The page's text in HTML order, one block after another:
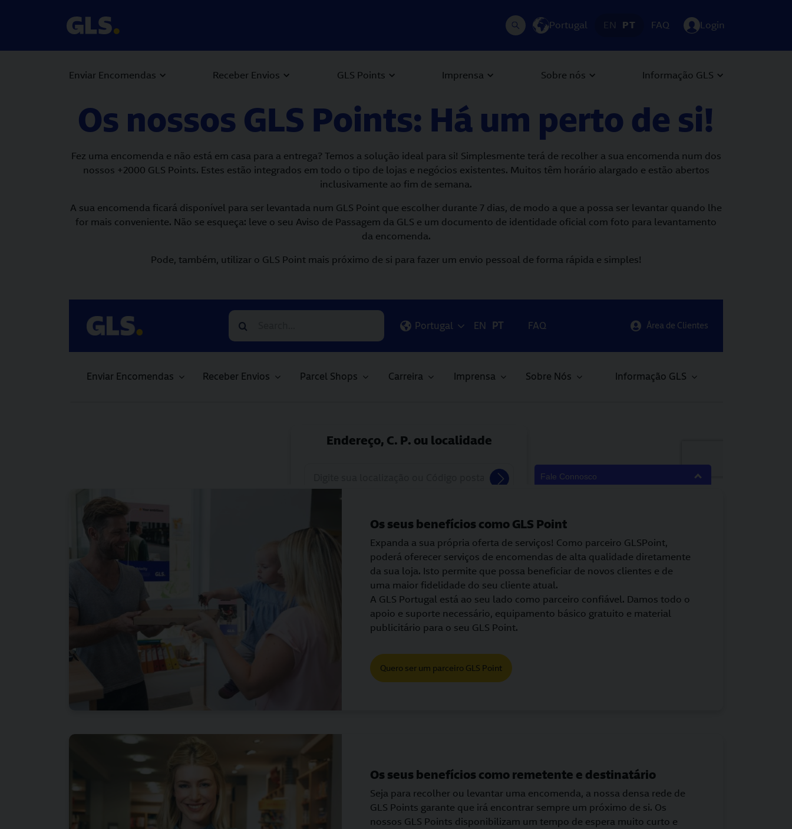
Portugal EN PT FAQ Login
Enviar Encomendas Receber Envios GLS Points Imprensa Sobre nós Informação GLS
Os nossos GLS Points: Há um perto de si!
Fez uma encomenda e não está em casa para a entrega? Temos a solução ideal para si! Simplesmente terá de recolher a sua encomenda num dos
nossos +2000 GLS Points. Estes estão integrados em todo o tipo de lojas e negócios existentes. Muitos têm horário alargado e estão abertos
inclusivamente ao fim de semana.
A sua encomenda ficará disponível para ser levantada num GLS Point que escolher durante 7 dias, de modo a que a possa ser levantar quando lhe
for mais conveniente. Não se esqueça: leve o seu Aviso de Passagem da GLS e um documento de identidade oficial com foto para levantamento
da encomenda.
Pode, também, utilizar o GLS Point mais próximo de si para fazer um envio pessoal de forma rápida e simples!
Os seus benefícios como GLS Point
Expanda a sua própria oferta de serviços! Como parceiro GLSPoint,
poderá oferecer serviços de encomendas de alta qualidade diretamente
da sua loja. Isto permite que possa beneficiar de novos clientes e de
uma maior fidelidade do seu cliente atual.
A GLS Portugal está ao seu lado como parceiro confiável. Damos todo o
apoio e suporte necessário, equipamento básico gratuito e material
publicitário para o seu GLS Point.
Quero ser um parceiro GLS Point
Os seus benefícios como remetente e destinatário
Seja para recolher ou levantar uma encomenda, a nossa densa rede de
GLS Points garante que irá encontrar sempre um próximo de si. Os
nossos GLS Points disponibilizam um tempo de espera muito curto e